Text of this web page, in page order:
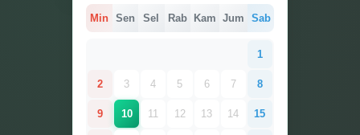
Min Sen Sel Rab Kam Jum Sab
1
2 3 4 5 6 7 8
9 10 11 12 13 14 15